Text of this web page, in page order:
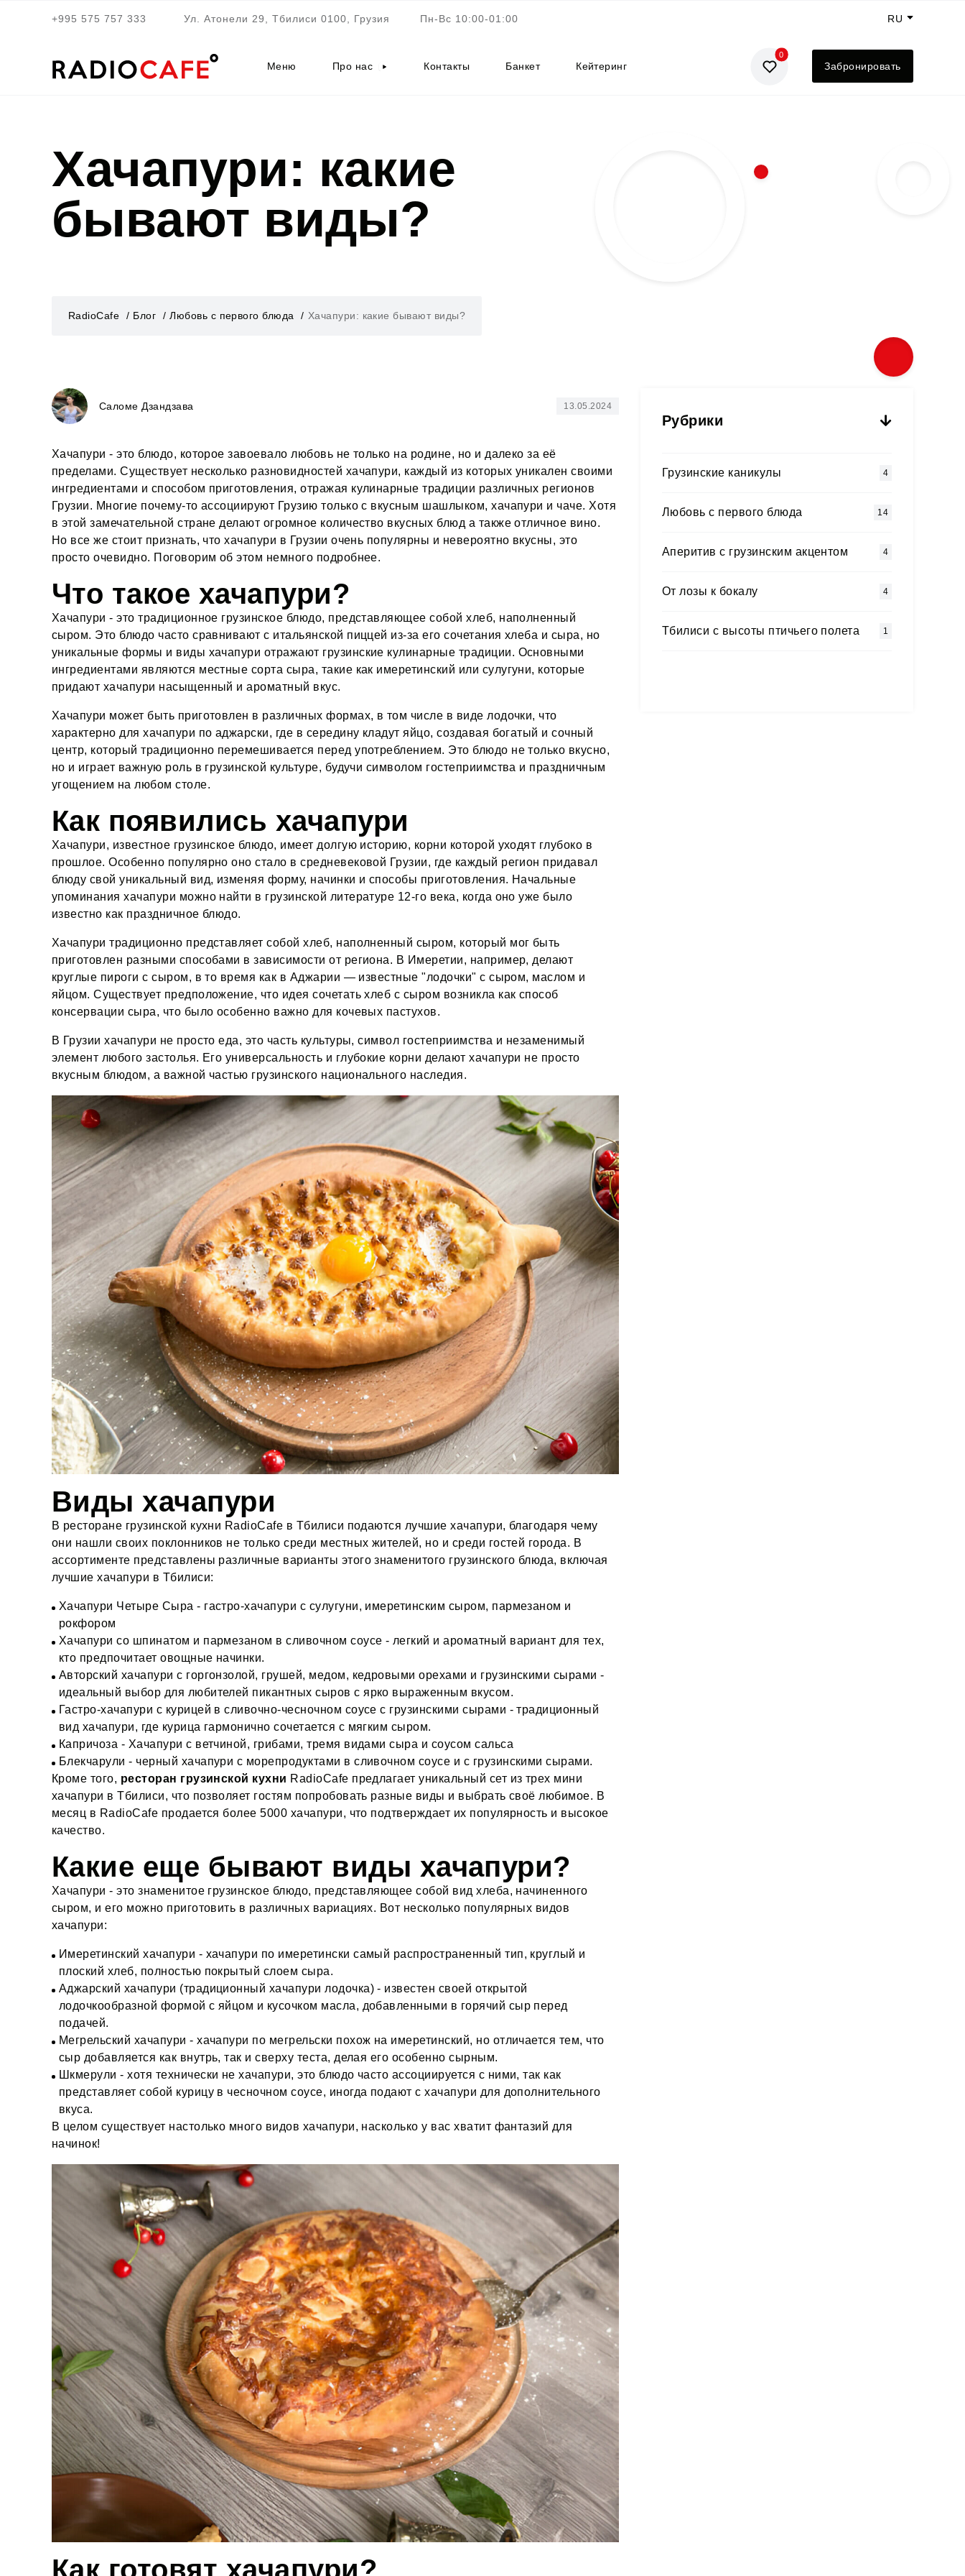
+995 575 757 333 Ул. Атонели 29, Тбилиси 0100, Грузия Пн-Вс 10:00-01:00 RU
EN
Меню Про нас Контакты Банкет Кейтеринг
0
Забронировать
Хачапури: какие
бывают виды?
RadioCafe Блог Любовь с первого блюда Хачапури: какие бывают виды?
Саломе Дзандзава 13.05.2024
Хачапури - это блюдо, которое завоевало любовь не только на родине, но и далеко за её
пределами. Существует несколько разновидностей хачапури, каждый из которых уникален своими
ингредиентами и способом приготовления, отражая кулинарные традиции различных регионов
Грузии. Многие почему-то ассоциируют Грузию только с вкусным шашлыком, хачапури и чаче. Хотя
в этой замечательной стране делают огромное количество вкусных блюд а также отличное вино.
Но все же стоит признать, что хачапури в Грузии очень популярны и невероятно вкусны, это
просто очевидно. Поговорим об этом немного подробнее.
Что такое хачапури?
Хачапури - это традиционное грузинское блюдо, представляющее собой хлеб, наполненный
сыром. Это блюдо часто сравнивают с итальянской пиццей из-за его сочетания хлеба и сыра, но
уникальные формы и виды хачапури отражают грузинские кулинарные традиции. Основными
ингредиентами являются местные сорта сыра, такие как имеретинский или сулугуни, которые
придают хачапури насыщенный и ароматный вкус.
Хачапури может быть приготовлен в различных формах, в том числе в виде лодочки, что
характерно для хачапури по аджарски, где в середину кладут яйцо, создавая богатый и сочный
центр, который традиционно перемешивается перед употреблением​​. Это блюдо не только вкусно,
но и играет важную роль в грузинской культуре, будучи символом гостеприимства и праздничным
угощением на любом столе​.
Как появились хачапури
Хачапури, известное грузинское блюдо, имеет долгую историю, корни которой уходят глубоко в
прошлое. Особенно популярно оно стало в средневековой Грузии, где каждый регион придавал
блюду свой уникальный вид, изменяя форму, начинки и способы приготовления. Начальные
упоминания хачапури можно найти в грузинской литературе 12-го века, когда оно уже было
известно как праздничное блюдо.
Хачапури традиционно представляет собой хлеб, наполненный сыром, который мог быть
приготовлен разными способами в зависимости от региона. В Имеретии, например, делают
круглые пироги с сыром, в то время как в Аджарии — известные "лодочки" с сыром, маслом и
яйцом. Существует предположение, что идея сочетать хлеб с сыром возникла как способ
консервации сыра, что было особенно важно для кочевых пастухов.
В Грузии хачапури не просто еда, это часть культуры, символ гостеприимства и незаменимый
элемент любого застолья. Его универсальность и глубокие корни делают хачапури не просто
вкусным блюдом, а важной частью грузинского национального наследия​.
Виды хачапури
В ресторане грузинской кухни RadioCafe в Тбилиси подаются лучшие хачапури, благодаря чему
они нашли своих поклонников не только среди местных жителей, но и среди гостей города. В
ассортименте представлены различные варианты этого знаменитого грузинского блюда, включая
лучшие хачапури в Тбилиси:
Хачапури Четыре Сыра - гастро-хачапури с сулугуни, имеретинским сыром, пармезаном и
рокфором
Хачапури со шпинатом и пармезаном в сливочном соусе - легкий и ароматный вариант для тех,
кто предпочитает овощные начинки.
Авторский хачапури с горгонзолой, грушей, медом, кедровыми орехами и грузинскими сырами -
идеальный выбор для любителей пикантных сыров с ярко выраженным вкусом.
Гастро-хачапури с курицей в сливочно-чесночном соусе с грузинскими сырами - традиционный
вид хачапури, где курица гармонично сочетается с мягким сыром.
Капричоза - Хачапури с ветчиной, грибами, тремя видами сыра и соусом сальса
Блекчарули - черный хачапури с морепродуктами в сливочном соусе и с грузинскими сырами.
Кроме того, ресторан грузинской кухни RadioCafe предлагает уникальный сет из трех мини
хачапури в Тбилиси, что позволяет гостям попробовать разные виды и выбрать своё любимое. В
месяц в RadioCafe продается более 5000 хачапури, что подтверждает их популярность и высокое
качество.
Какие еще бывают виды хачапури?
Хачапури - это знаменитое грузинское блюдо, представляющее собой вид хлеба, начиненного
сыром, и его можно приготовить в различных вариациях. Вот несколько популярных видов
хачапури:
Имеретинский хачапури - хачапури по имеретински самый распространенный тип, круглый и
плоский хлеб, полностью покрытый слоем сыра.
Аджарский хачапури (традиционный хачапури лодочка) - известен своей открытой
лодочкообразной формой с яйцом и кусочком масла, добавленными в горячий сыр перед
подачей.
Мегрельский хачапури - хачапури по мегрельски похож на имеретинский, но отличается тем, что
сыр добавляется как внутрь, так и сверху теста, делая его особенно сырным.
Шкмерули - хотя технически не хачапури, это блюдо часто ассоциируется с ними, так как
представляет собой курицу в чесночном соусе, иногда подают с хачапури для дополнительного
вкуса.
В целом существует настолько много видов хачапури, насколько у вас хватит фантазий для
начинок!
Рубрики
Грузинские каникулы 4
Любовь с первого блюда 14
Аперитив с грузинским акцентом 4
Oт лозы к бокалу 4
Тбилиси с высоты птичьего полета 1